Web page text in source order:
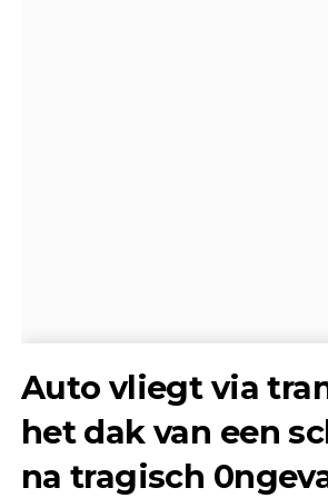
Auto vliegt via
het dak van een
na tragisch